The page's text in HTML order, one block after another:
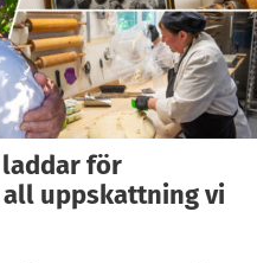
för
all uppskattning vi